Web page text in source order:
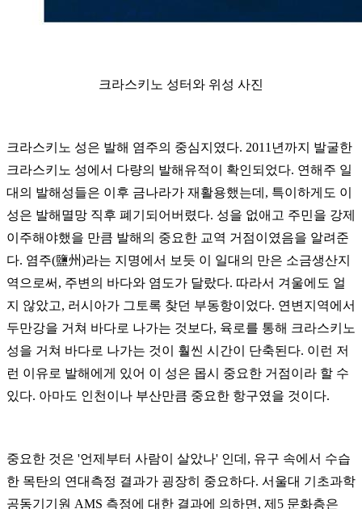
크라스키노 성터와 위성 사진
크라스키노 성은 발해 염주의 중심지였다. 2011년까지 발굴한
크라스키노 성에서 다량의 발해유적이 확인되었다. 연해주 일
대의 발해성들은 이후 금나라가 재활용했는데, 특이하게도 이
성은 발해멸망 직후 폐기되어버렸다. 성을 없애고 주민을 강제
이주해야했을 만큼 발해의 중요한 교역 거점이였음을 알려준
다. 염주(鹽州)라는 지명에서 보듯 이 일대의 만은 소금생산지
역으로써, 주변의 바다와 염도가 달랐다. 따라서 겨울에도 얼
지 않았고, 러시아가 그토록 찾던 부동항이었다. 연변지역에서
두만강을 거쳐 바다로 나가는 것보다, 육로를 통해 크라스키노
성을 거쳐 바다로 나가는 것이 훨씬 시간이 단축된다. 이런 저
런 이유로 발해에게 있어 이 성은 몹시 중요한 거점이라 할 수
있다. 아마도 인천이나 부산만큼 중요한 항구였을 것이다.
중요한 것은 '언제부터 사람이 살았나' 인데, 유구 속에서 수습
한 목탄의 연대측정 결과가 굉장히 중요하다. 서울대 기초과학
공동기기원 AMS 측정에 대한 결과에 의하면, 제5 문화층은